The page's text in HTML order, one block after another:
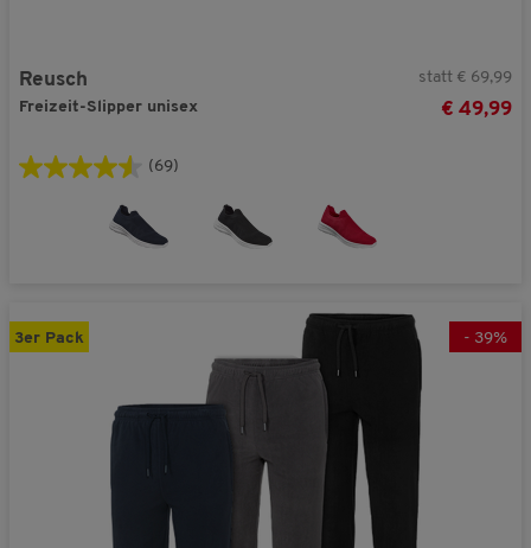
Reusch
Freizeit-Slipper unisex
statt € 69,99
€ 49,99
(69)
3er Pack - 39%